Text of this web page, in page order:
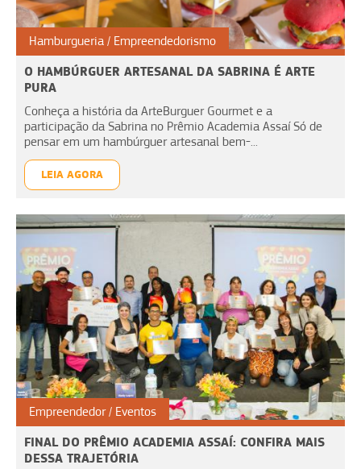
Hamburgueria Empreendedorismo
O HAMBÚRGUER ARTESANAL DA SABRINA É ARTE
PURA
Conheça a história da ArteBurguer Gourmet e a
participação da Sabrina no Prêmio Academia Assaí Só de
pensar em um hambúrguer artesanal bem-...
LEIA AGORA
Empreendedor Eventos
FINAL DO PRÊMIO ACADEMIA ASSAÍ: CONFIRA MAIS
DESSA TRAJETÓRIA